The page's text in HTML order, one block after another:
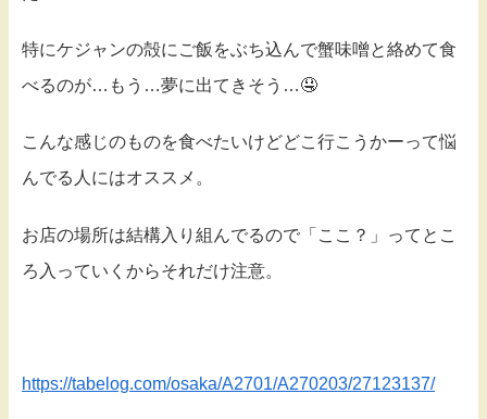
特にケジャンの殻にご飯をぶち込んで蟹味噌と絡めて食
べるのが…もう…夢に出てきそう…🤤
こんな感じのものを食べたいけどどこ行こうかーって悩
んでる人にはオススメ。
お店の場所は結構入り組んでるので「ここ？」ってとこ
ろ入っていくからそれだけ注意。
https://tabelog.com/osaka/A2701/A270203/27123137/